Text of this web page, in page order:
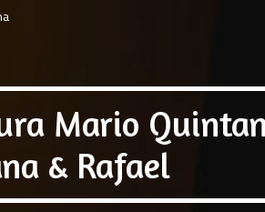
Mario
& Rafael